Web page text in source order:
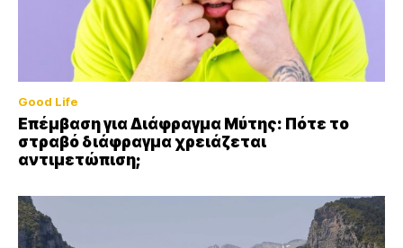
Good Life
Επέμβαση για Διάφραγμα Μύτης: Πότε το
στραβό διάφραγμα χρειάζεται
αντιμετώπιση;